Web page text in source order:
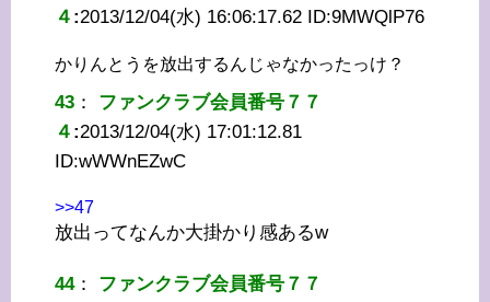
４ :2013/12/04(水) 16:06:17.62 ID:9MWQlP76
かりんとうを放出するんじゃなかったっけ？
43 ： ファンクラブ会員番号７７
４ :2013/12/04(水) 17:01:12.81
ID:wWWnEZwC
>>47
放出ってなんか大掛かり感あるw
44： ファンクラブ会員番号７７